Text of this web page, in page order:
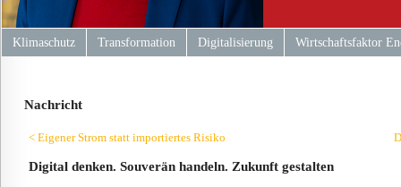
Klimaschutz Transformation Digitalisierung Wirtschaftsfaktor
Nachricht
< Eigener Strom statt importiertes Risiko
Digital denken. Souverän handeln. Zukunft gestalten